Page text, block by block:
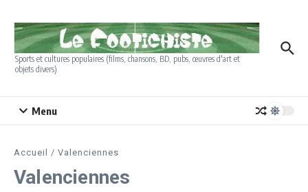
Sports et cultures populaires (films, chansons, BD, pubs, œuvres d'art et
objets divers)
Menu
Accueil / Valenciennes
Valenciennes